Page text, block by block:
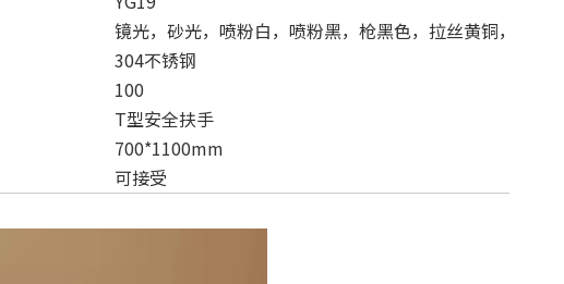
镜光，砂光，喷粉白，喷粉黑，枪黑色，拉丝黄铜，滚花
304不锈钢
100
T型安全扶手
700*1100mm
可接受